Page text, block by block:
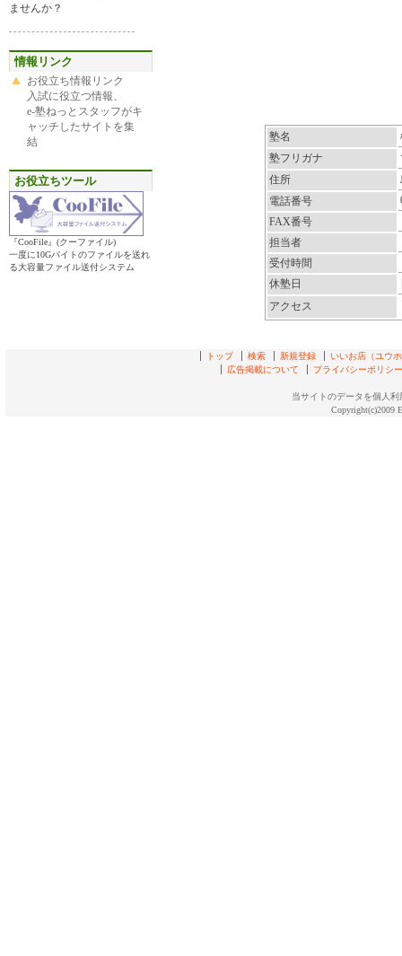
ませんか？
情報リンク
お役立ち情報リンク
入試に役立つ情報、
e-塾ねっとスタッフがキ
ャッチしたサイトを集
結
お役立ちツール
『CooFile』(クーファイル)
一度に10Gバイトのファイルを送れ
る大容量ファイル送付システム
塾名
塾フリガナ
住所
電話番号
FAX番号
担当者
受付時間
休塾日
アクセス
トップ 検索 新規登録
いいお店（ユウ
広告掲載について
プライバシーポリシー
当サイトのデータを個人
Copyright(c)2009